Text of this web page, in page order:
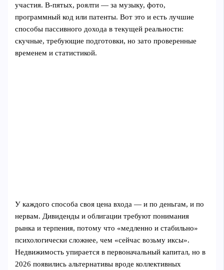
участия. В‑пятых, роялти — за музыку, фото,
программный код или патенты. Вот это и есть лучшие
способы пассивного дохода в текущей реальности:
скучные, требующие подготовки, но зато проверенные
временем и статистикой.
У каждого способа своя цена входа — и по деньгам, и по
нервам. Дивиденды и облигации требуют понимания
рынка и терпения, потому что «медленно и стабильно»
психологически сложнее, чем «сейчас возьму иксы».
Недвижимость упирается в первоначальный капитал, но в
2026 появились альтернативы вроде коллективных